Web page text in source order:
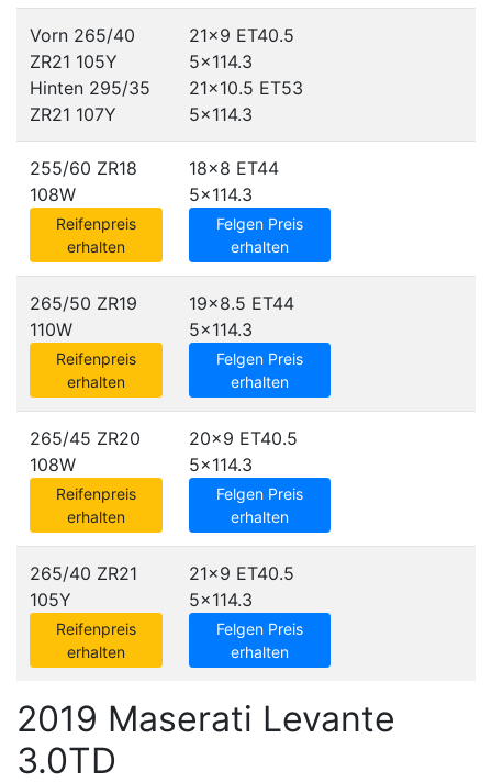
Vorn 265/40
ZR21 105Y
Hinten 295/35
ZR21 107Y
21x9 ET40.5
5x114.3
21x10.5 ET53
5x114.3
255/60 ZR18
108W
Reifenpreis
erhalten
18x8 ET44
5x114.3
Felgen Preis
erhalten
265/50 ZR19
110W
Reifenpreis
erhalten
19x8.5 ET44
5x114.3
Felgen Preis
erhalten
265/45 ZR20
108W
Reifenpreis
erhalten
20x9 ET40.5
5x114.3
Felgen Preis
erhalten
265/40 ZR21
105Y
Reifenpreis
erhalten
21x9 ET40.5
5x114.3
Felgen Preis
erhalten
2019 Maserati Levante
3.0TD